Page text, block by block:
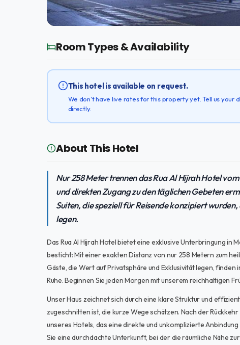
Room Types & Availability
This hotel is available on request.
We don't have live rates for this property yet. Tell us your
directly.
About This Hotel
Nur 258 Meter trennen das Rua Al Hijrah Hotel
und direkten Zugang zu den täglichen Gebeten
Suiten, die speziell für Reisende konzipiert
legen.
Das Rua Al Hijrah Hotel bietet eine exklusive Unterbringung in
besticht: Mit einer exakten Distanz von nur 258 Metern zum
Gäste, die Wert auf Privatsphäre und Exklusivität legen,
Ruhe. Beginnen Sie jeden Morgen mit unserem reichhaltigen
Unser Haus zeichnet sich durch eine klare Struktur und
zugeschnitten ist, die kurze Wege schätzen. Nach der
unseres Hotels, das eine direkte und unkomplizierte
Sie eine durchdachte Unterkunft, bei der die räumliche Nähe